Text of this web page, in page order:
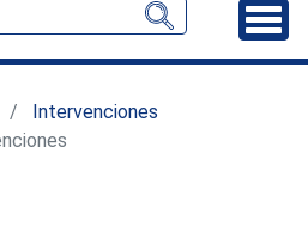
Intervenciones